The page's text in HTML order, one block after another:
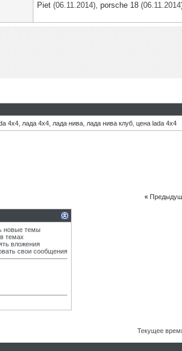
Piet (06.11.2014), porsche 18
4x4 лада 4х4 лада нива лада нива клуб цена lada 4x4
«
новые темы
темах
вложения
свои сообщения
Текущее